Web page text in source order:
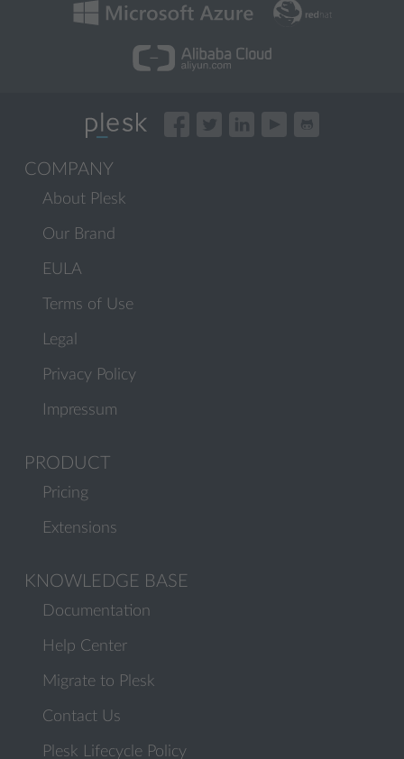
COMPANY
About Plesk
Our Brand
EULA
Terms of Use
Legal
Privacy Policy
Impressum
PRODUCT
Pricing
Extensions
KNOWLEDGE BASE
Documentation
Help Center
Migrate to Plesk
Contact Us
Plesk Lifecycle Policy